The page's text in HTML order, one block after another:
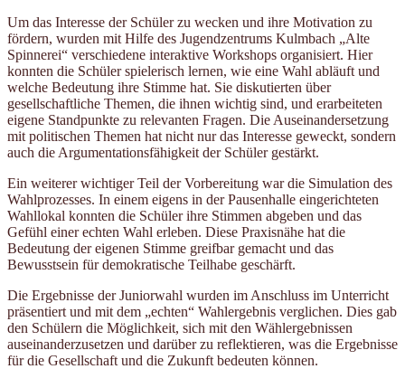
Um das Interesse der Schüler zu wecken und ihre Motivation zu
fördern, wurden mit Hilfe des Jugendzentrums Kulmbach „Alte
Spinnerei“ verschiedene interaktive Workshops organisiert. Hier
konnten die Schüler spielerisch lernen, wie eine Wahl abläuft und
welche Bedeutung ihre Stimme hat. Sie diskutierten über
gesellschaftliche Themen, die ihnen wichtig sind, und erarbeiteten
eigene Standpunkte zu relevanten Fragen. Die Auseinandersetzung
mit politischen Themen hat nicht nur das Interesse geweckt, sondern
auch die Argumentationsfähigkeit der Schüler gestärkt.
Ein weiterer wichtiger Teil der Vorbereitung war die Simulation des
Wahlprozesses. In einem eigens in der Pausenhalle eingerichteten
Wahllokal konnten die Schüler ihre Stimmen abgeben und das
Gefühl einer echten Wahl erleben. Diese Praxisnähe hat die
Bedeutung der eigenen Stimme greifbar gemacht und das
Bewusstsein für demokratische Teilhabe geschärft.
Die Ergebnisse der Juniorwahl wurden im Anschluss im Unterricht
präsentiert und mit dem „echten“ Wahlergebnis verglichen. Dies gab
den Schülern die Möglichkeit, sich mit den Wählergebnissen
auseinanderzusetzen und darüber zu reflektieren, was die Ergebnisse
für die Gesellschaft und die Zukunft bedeuten können.